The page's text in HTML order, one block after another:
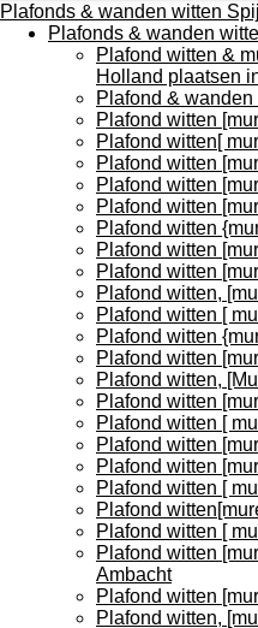
Plafonds & wanden witten
Plafonds & wanden
Plafond witten &
Holland plaatsen
Plafond &
Plafond witten
Plafond witten[
Plafond witten
Plafond witten
Plafond witten
Plafond witten
Plafond witten
Plafond witten
Plafond witten,
Plafond witten [
Plafond witten
Plafond witten
Plafond witten,
Plafond witten
Plafond witten [
Plafond witten
Plafond witten
Plafond witten [
Plafond
Plafond witten [
Plafond witten
Ambacht
Plafond witten
Plafond witten,